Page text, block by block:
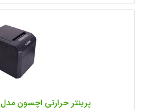
پرینتر حرارتی اچسون مدل HSOON GP-80300I